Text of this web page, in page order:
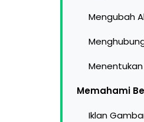
Mengubah
Memahami
Iklan